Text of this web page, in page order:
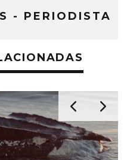
- PERIODISTA